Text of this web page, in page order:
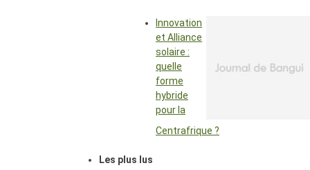
Innovation
et Alliance
solaire :
quelle
forme
hybride
pour la
Centrafrique ?
Les plus lus